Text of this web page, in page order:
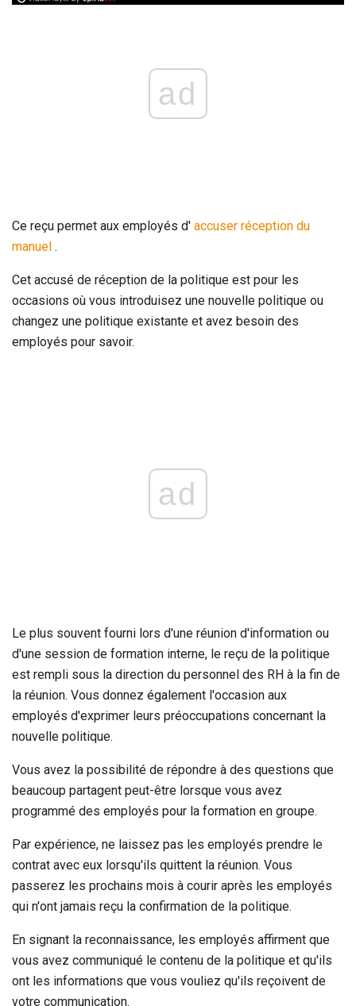
ad
Ce reçu permet aux employés d' accuser réception du
manuel .
Cet accusé de réception de la politique est pour les
occasions où vous introduisez une nouvelle politique ou
changez une politique existante et avez besoin des
employés pour savoir.
ad
Le plus souvent fourni lors d'une réunion d'information ou
d'une session de formation interne, le reçu de la politique
est rempli sous la direction du personnel des RH à la fin de
la réunion. Vous donnez également l'occasion aux
employés d'exprimer leurs préoccupations concernant la
nouvelle politique.
Vous avez la possibilité de répondre à des questions que
beaucoup partagent peut-être lorsque vous avez
programmé des employés pour la formation en groupe.
Par expérience, ne laissez pas les employés prendre le
contrat avec eux lorsqu'ils quittent la réunion. Vous
passerez les prochains mois à courir après les employés
qui n'ont jamais reçu la confirmation de la politique.
En signant la reconnaissance, les employés affirment que
vous avez communiqué le contenu de la politique et qu'ils
ont les informations que vous vouliez qu'ils reçoivent de
votre communication.